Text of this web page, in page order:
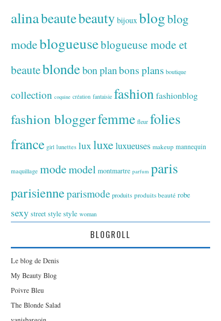
alinabeautebeauty bijoux blogblog
modeblogueuseblogueuse mode et
beauteblondebon planbons plans boutique
collection coquine création fantaisie fashionfashionblog
fashion bloggerfemme fleur folies
france girl lunettes luxluxeluxueuses makeup mannequin
maquillage modemodel montmartre parfum paris
parisienneparismode produits produits beauté robe
sexy street style style woman
BLOGROLL
Le blog de Denis
My Beauty Blog
Poivre Bleu
The Blonde Salad